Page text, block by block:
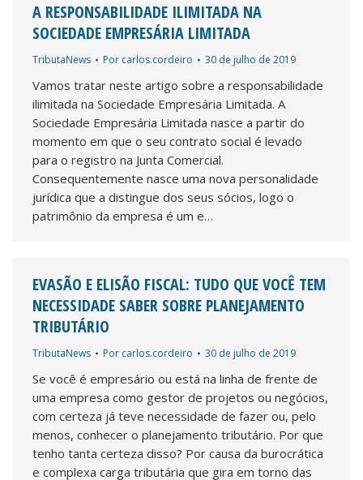
A RESPONSABILIDADE ILIMITADA NA
SOCIEDADE EMPRESÁRIA LIMITADA
TributaNews Por carlos.cordeiro 30 de julho de 2019
Vamos tratar neste artigo sobre a responsabilidade
ilimitada na Sociedade Empresária Limitada. A
Sociedade Empresária Limitada nasce a partir do
momento em que o seu contrato social é levado
para o registro na Junta Comercial.
Consequentemente nasce uma nova personalidade
jurídica que a distingue dos seus sócios, logo o
patrimônio da empresa é um e…
EVASÃO E ELISÃO FISCAL: TUDO QUE VOCÊ TEM
NECESSIDADE SABER SOBRE PLANEJAMENTO
TRIBUTÁRIO
TributaNews Por carlos.cordeiro 30 de julho de 2019
Se você é empresário ou está na linha de frente de
uma empresa como gestor de projetos ou negócios,
com certeza já teve necessidade de fazer ou, pelo
menos, conhecer o planejamento tributário. Por que
tenho tanta certeza disso? Por causa da burocrática
e complexa carga tributária que gira em torno das